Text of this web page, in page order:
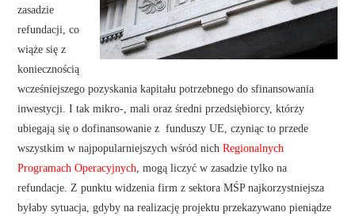
zasadzie
refundacji, co
wiąże się z
koniecznością
wcześniejszego pozyskania kapitału potrzebnego do sfinansowania
inwestycji. I tak mikro-, mali oraz średni przedsiębiorcy, którzy
ubiegają się o dofinansowanie z funduszy UE, czyniąc to przede
wszystkim w najpopularniejszych wśród nichRegionalnych
Programach Operacyjnych , mogą liczyć w zasadzie tylko na
refundacje. Z punktu widzenia firm z sektora MŚP najkorzystniejsza
byłaby sytuacja, gdyby na realizację projektu przekazywano pieniądze